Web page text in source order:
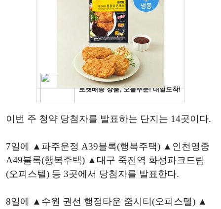
이번 주 청약 당첨자를 발표하는 단지는 14곳이다.
7일에 ▲파주운정 A39블록(행복주택) ▲인천영종
A49블록(행복주택) ▲대구 죽전역 화성파크드림
(오피스텔) 등 3곳에서 당첨자를 발표한다.
8일에 ▲수원 권선 행정타운 줌시티(오피스텔) ▲